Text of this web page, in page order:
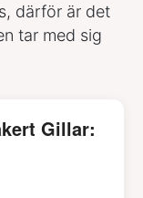
därför är det
tar med sig
Gillar: